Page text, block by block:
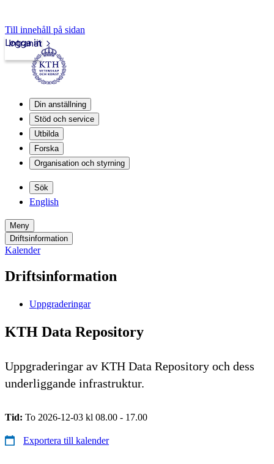
Till innehåll på sidan
Intranät
Logga in
Din anställning
Stöd och service
Utbilda
Forska
Organisation och styrning
Sök
English
Meny
Driftsinformation
Kalender
Driftsinformation
Uppgraderingar
KTH Data Repository
Uppgraderingar av KTH Data Repository och dess
underliggande infrastruktur.
Tid: To 2026-12-03 kl 08.00 - 17.00
Exportera till kalender